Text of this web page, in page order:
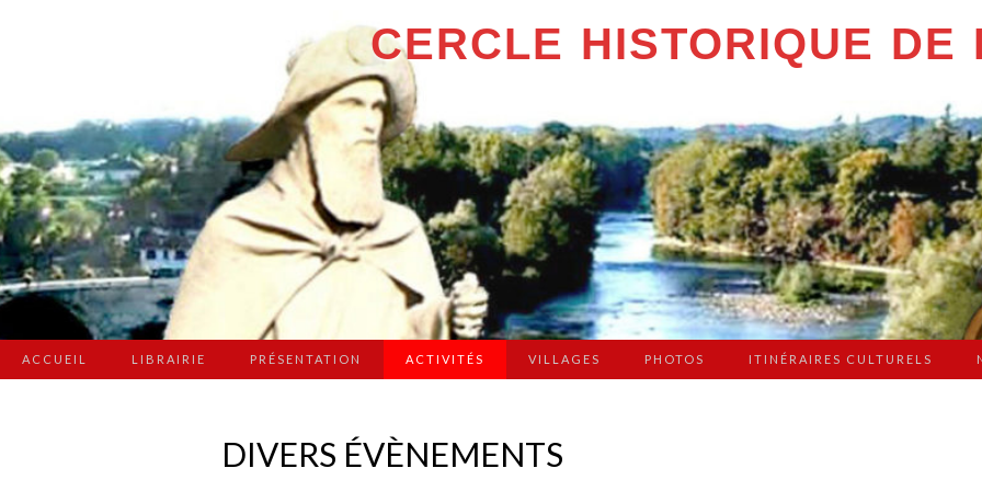
CERCLE HISTORIQUE DE
ACCUEIL LIBRAIRIE PRÉSENTATION ACTIVITÉS VILLAGES PHOTOS ITINÉRAIRES CULTURELS
DIVERS ÉVÈNEMENTS